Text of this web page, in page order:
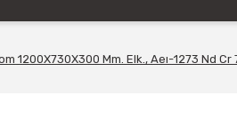
1200X730X300 Mm. Elk., Aeı-1273 Nd